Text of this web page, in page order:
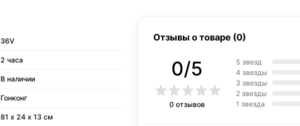
36V
2 часа
В наличии
Гонконг
81 х 24 х 13 см
Отзывы о товаре (0)
0/5
0 отзывов
5 звезд
4 звезды
3 звезды
2 звезды
1 звезда